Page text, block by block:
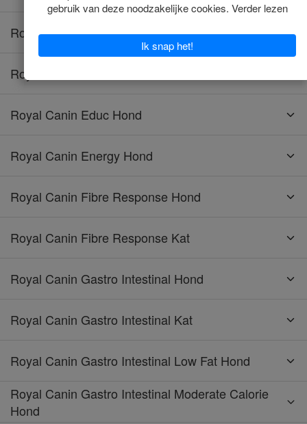
Royal Canin Diabetic Diet Kat
Royal Canin Diabetic Hond
Royal Canin Educ Hond
Royal Canin Energy Hond
Royal Canin Fibre Response Hond
Royal Canin Fibre Response Kat
Royal Canin Gastro Intestinal Hond
Royal Canin Gastro Intestinal Kat
Royal Canin Gastro Intestinal Low Fat Hond
Royal Canin Gastro Intestinal Moderate Calorie
Hond